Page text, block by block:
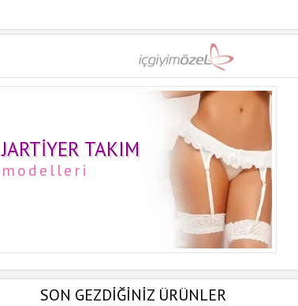
JARTIYER TAKIM
modelleri
SON GEZDİĞİNİZ ÜRÜNLER